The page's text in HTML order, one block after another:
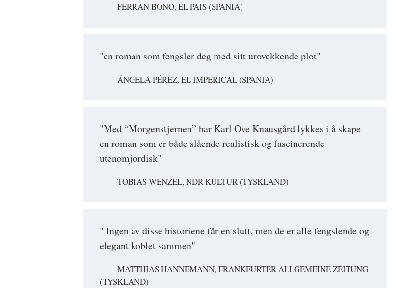
FERRAN BONO, EL PAIS (SPANIA)
"en roman som fengsler deg med sitt urovekkende plot"
ÁNGELA PÉREZ, EL IMPERICAL (SPANIA)
"Med “Morgenstjernen” har Karl Ove Knausgård lykkes i å skape
en roman som er både slående realistisk og fascinerende
utenomjordisk"
TOBIAS WENZEL, NDR KULTUR (TYSKLAND)
" Ingen av disse historiene får en slutt, men de er alle fengslende og
elegant koblet sammen"
MATTHIAS HANNEMANN, FRANKFURTER ALLGEMEINE ZEITUNG
(TYSKLAND)